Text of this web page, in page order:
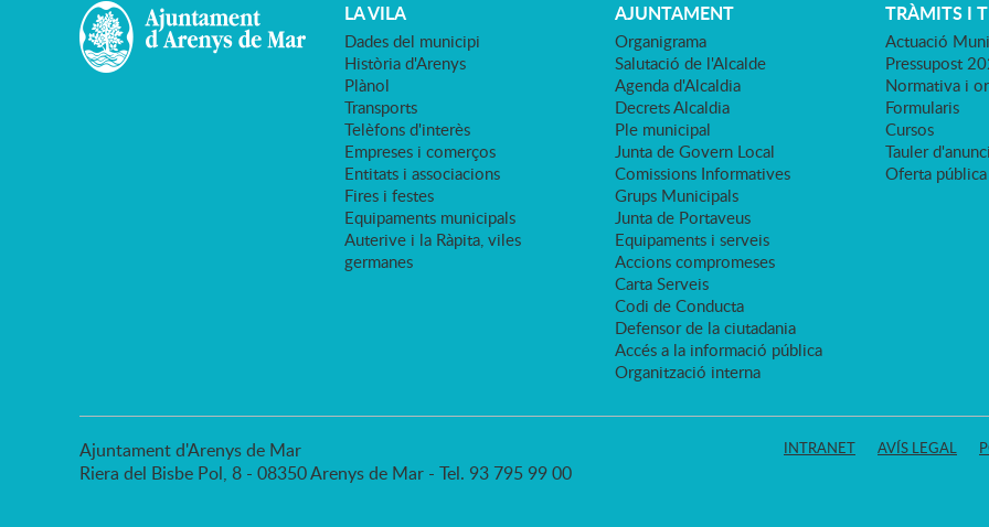
LA VILA
Dades del municipi
Història d'Arenys
Plànol
Transports
Telèfons d'interès
Empreses i comerços
Entitats i associacions
Fires i festes
Equipaments municipals
Auterive i la Ràpita, viles
germanes
AJUNTAMENT
Organigrama
Salutació de l'Alcalde
Agenda d'Alcaldia
Decrets Alcaldia
Ple municipal
Junta de Govern Local
Comissions Informatives
Grups Municipals
Junta de Portaveus
Equipaments i serveis
Accions compromeses
Carta Serveis
Codi de Conducta
Defensor de la ciutadania
Accés a la informació pública
Organització interna
TRÀMITS I
Actuació
Pressupost
Normativa i
Formularis
Cursos
Tauler
Oferta
Ajuntament d'Arenys de Mar
Riera del Bisbe Pol, 8 - 08350 Arenys de Mar - Tel. 93 795 99 00
INTRANET AVÍS LEGAL